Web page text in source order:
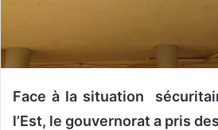
l
Face à la situation
l’Est, le gouvernorat a pris